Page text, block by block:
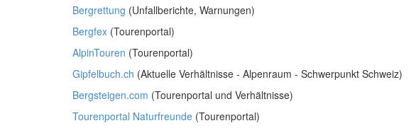
Bergrettung (Unfallberichte, Warnungen)
Bergfex (Tourenportal)
AlpinTouren (Tourenportal)
Gipfelbuch.ch (Aktuelle Verhältnisse - Alpenraum - Schwerpunkt Schweiz)
Bergsteigen.com (Tourenportal und Verhältnisse)
Tourenportal Naturfreunde (Tourenportal)